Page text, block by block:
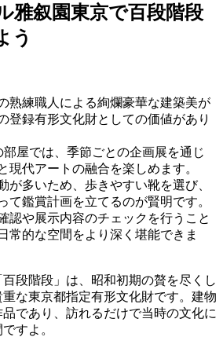
雅叙園東京で百段階段
う
熟練職人による絢爛豪華な建築美が
登録有形文化財としての価値があり
屋では、季節ごとの企画展を通じ
現代アートの融合を楽しめます。
が多いため、歩きやすい靴を選び、
て鑑賞計画を立てるのが賢明です。
認や展示内容のチェックを行うこと
常的な空間をより深く堪能できま
段階段」は、昭和初期の贅を尽くし
な東京都指定有形文化財です。建物
であり、訪れるだけで当時の文化に
すよ。